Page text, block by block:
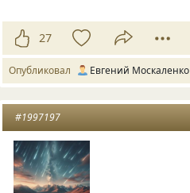
27
Опубликовал Евгений Москаленко
#1997197